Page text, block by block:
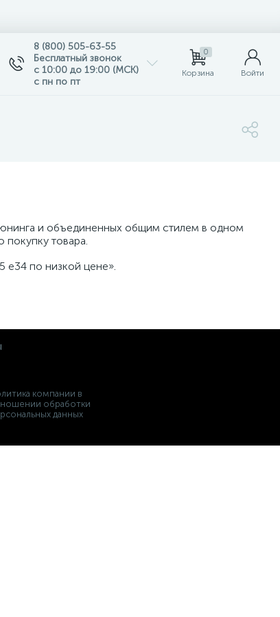
8 (800) 505-63-55
Бесплатный звонок
с 10:00 до 19:00 (МСК)
с пн по пт
0
Корзина Войти
и объединенных общим стилем в одном
товара.
e34 по низкой цене».
компании в
обработки
данных